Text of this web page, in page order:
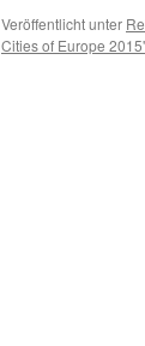
Veröffentlicht unter
Cities of Europe